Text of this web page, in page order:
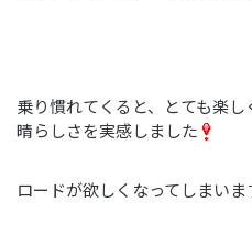
乗り慣れてくると、とても楽
晴らしさを実感しました
ロードが欲しくなってしまいま